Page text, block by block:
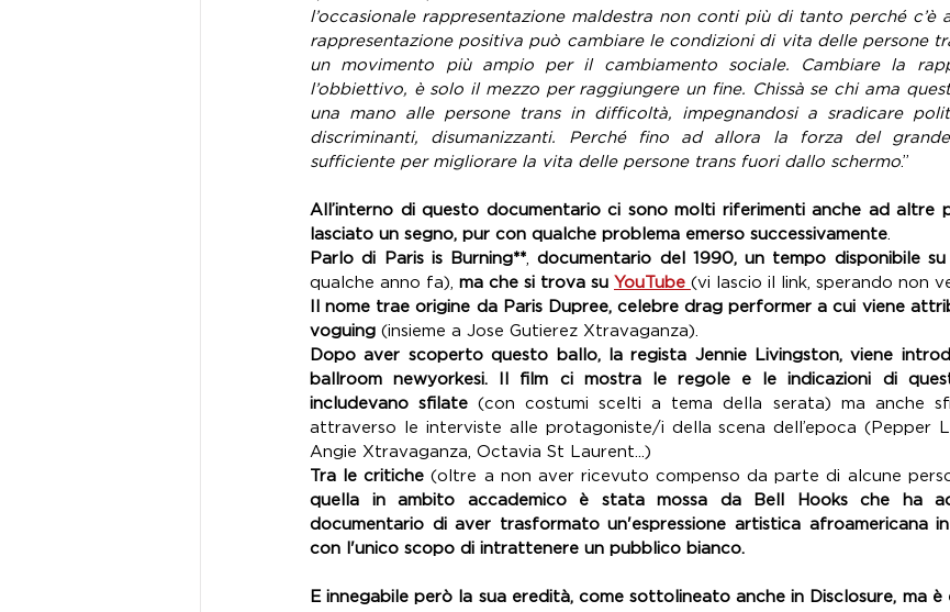
l’occasionale rappresentazione maldestra non conti più di tanto perché c’è
rappresentazione positiva può cambiare le condizioni di vita delle persone
un movimento più ampio per il cambiamento sociale. Cambiare la
l’obbiettivo, è solo il mezzo per raggiungere un fine. Chissà se chi ama
una mano alle persone trans in difficoltà, impegnandosi a sradicare
discriminanti, disumanizzanti. Perché fino ad allora la forza del
sufficiente per migliorare la vita delle persone trans fuori dallo schermo.”
All’interno di questo documentario ci sono molti riferimenti anche ad altre
lasciato un segno, pur con qualche problema emerso successivamente.
Parlo di Paris is Burning**, documentario del 1990, un tempo disponibile
qualche anno fa), ma che si trova su YouTube (vi lascio il link, sperando non
Il nome trae origine da Paris Dupree, celebre drag performer a cui viene
voguing (insieme a Jose Gutierez Xtravaganza).
Dopo aver scoperto questo ballo, la regista Jennie Livingston, viene
ballroom newyorkesi. Il film ci mostra le regole e le indicazioni di
includevano sfilate (con costumi scelti a tema della serata) ma anche
attraverso le interviste alle protagoniste/i della scena dell’epoca (Pepper
Angie Xtravaganza, Octavia St Laurent...)
Tra le critiche
quella in ambito accademico è stata mossa da Bell Hooks che ha
documentario di aver trasformato un'espressione artistica afroamericana
con l'unico scopo di intrattenere un pubblico bianco.
E innegabile però la sua eredità, come sottolineato anche in Disclosure, ma